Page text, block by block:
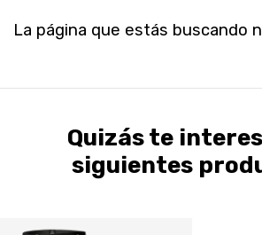
La página que estás buscando
Quizás te
siguientes